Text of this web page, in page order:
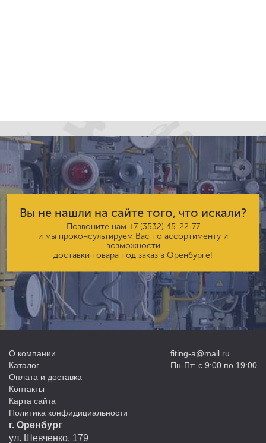
Вы не нашли на сайте того, что искали?
Позвоните нам +7 (3532) 45-22-77
и мы проконсультируем Вас по ассортименту и
возможности
доставки товара под заказ в Оренбурге!
О компании
Каталог
Оплата и доставка
Контакты
Карта сайта
Политика конфидициальности
fiting-a@mail.ru
Пн-Пт: с 9:00 по 19:00
г. Оренбург
ул. Шевченко, 179